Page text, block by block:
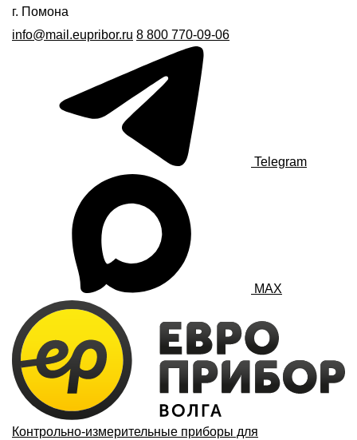
г. Помона
info@mail.eupribor.ru 8 800 770-09-06
Telegram
MAX
Контрольно-измерительные приборы для